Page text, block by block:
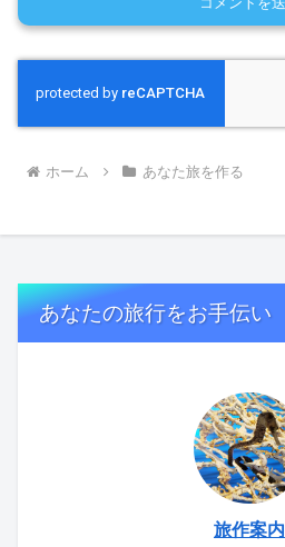
ホーム あなた旅を作る
あなたの旅行をお手伝い
旅作案内